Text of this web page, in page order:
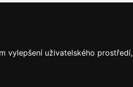
uživatelského